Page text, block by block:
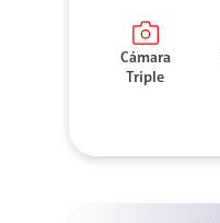
Cámara
Triple